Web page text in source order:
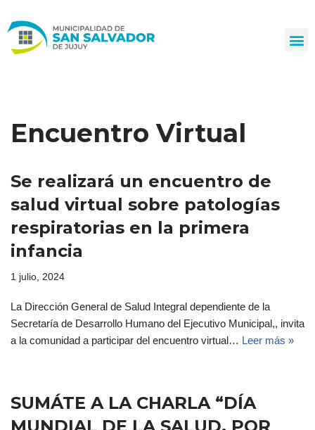
al
Encuentro Virtual
Se realizará un encuentro de
salud virtual sobre patologías
respiratorias en la primera
infancia
1 julio, 2024
La Dirección General de Salud Integral dependiente de la
Secretaría de Desarrollo Humano del Ejecutivo Municipal,, invita
a la comunidad a participar del encuentro virtual… Leer más »
SUMÁTE A LA CHARLA “DÍA